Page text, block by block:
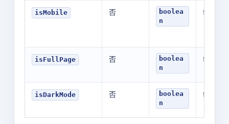
isMobile 否
boolea
n
false
isFullPage 否
boolea
n
false
isDarkMode 否
boolea
n
false